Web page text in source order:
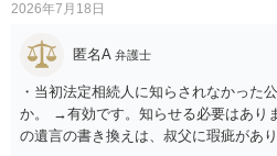
2026年7月18日
匿名A 弁護士
・当初法定相続人に知らされなかった
か。 →有効です。知らせる必要はあり
の遺言の書き換えは、叔父に瑕疵があ